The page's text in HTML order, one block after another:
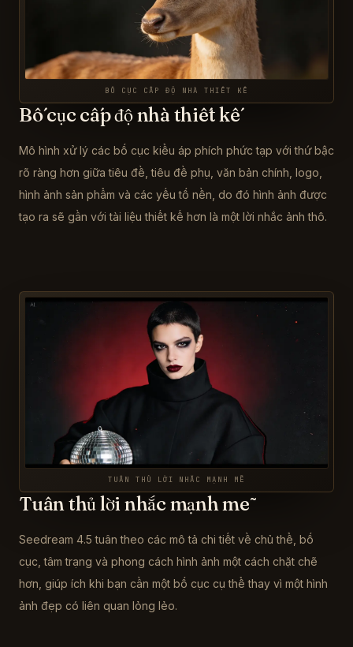
BỐ CỤC CẤP ĐỘ NHÀ THIẾT KẾ
Bố cục cấp độ nhà thiết kế
Mô hình xử lý các bố cục kiểu áp phích phức tạp với thứ bậc
rõ ràng hơn giữa tiêu đề, tiêu đề phụ, văn bản chính, logo,
hình ảnh sản phẩm và các yếu tố nền, do đó hình ảnh được
tạo ra sẽ gần với tài liệu thiết kế hơn là một lời nhắc ảnh thô.
TUÂN THỦ LỜI NHẮC MẠNH MẼ
Tuân thủ lời nhắc mạnh mẽ
Seedream 4.5 tuân theo các mô tả chi tiết về chủ thể, bố
cục, tâm trạng và phong cách hình ảnh một cách chặt chẽ
hơn, giúp ích khi bạn cần một bố cục cụ thể thay vì một hình
ảnh đẹp có liên quan lỏng lẻo.